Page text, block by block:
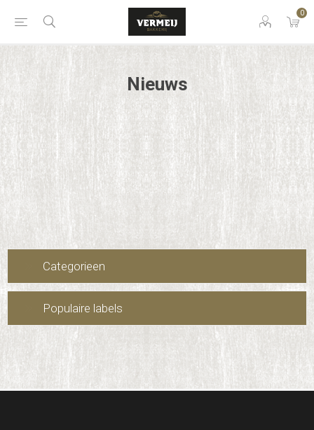
0
Nieuws
Categorieen
Populaire labels